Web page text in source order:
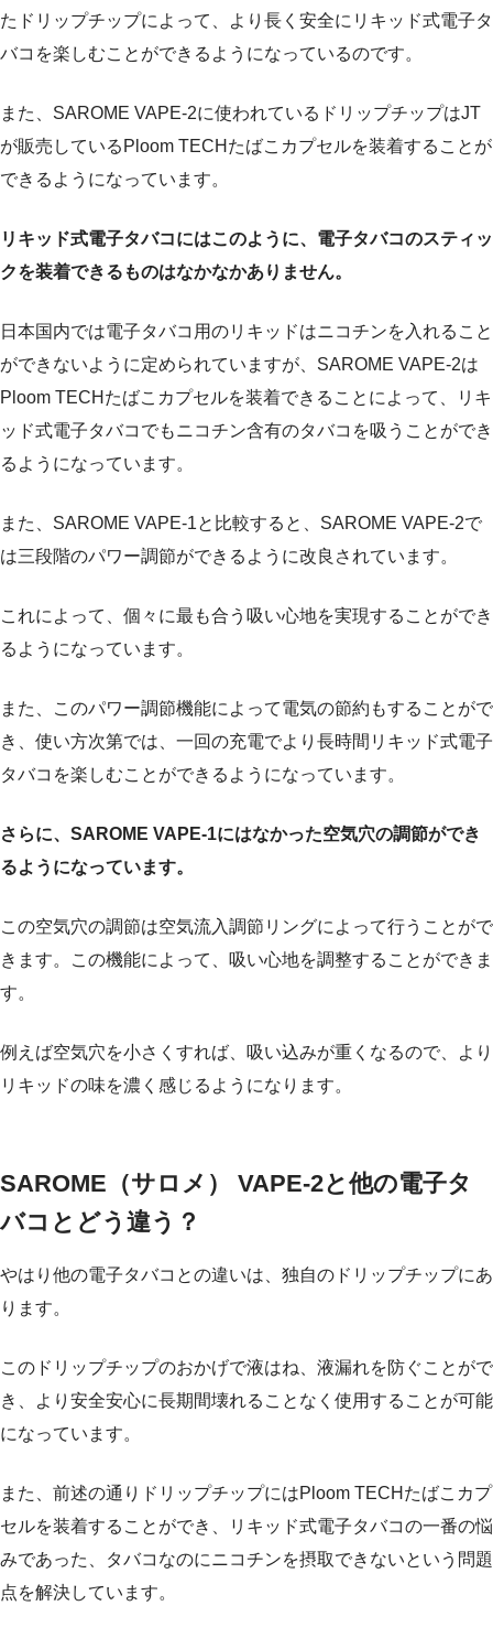
たドリップチップによって、より長く安全にリキッド式電子タ
バコを楽しむことができるようになっているのです。
また、SAROME VAPE-2に使われているドリップチップはJT
が販売しているPloom TECHたばこカプセルを装着することが
できるようになっています。
リキッド式電子タバコにはこのように、電子タバコのスティッ
クを装着できるものはなかなかありません。
日本国内では電子タバコ用のリキッドはニコチンを入れること
ができないように定められていますが、SAROME VAPE-2は
Ploom TECHたばこカプセルを装着できることによって、リキ
ッド式電子タバコでもニコチン含有のタバコを吸うことができ
るようになっています。
また、SAROME VAPE-1と比較すると、SAROME VAPE-2で
は三段階のパワー調節ができるように改良されています。
これによって、個々に最も合う吸い心地を実現することができ
るようになっています。
また、このパワー調節機能によって電気の節約もすることがで
き、使い方次第では、一回の充電でより長時間リキッド式電子
タバコを楽しむことができるようになっています。
さらに、SAROME VAPE-1にはなかった空気穴の調節ができ
るようになっています。
この空気穴の調節は空気流入調節リングによって行うことがで
きます。この機能によって、吸い心地を調整することができま
す。
例えば空気穴を小さくすれば、吸い込みが重くなるので、より
リキッドの味を濃く感じるようになります。
SAROME（サロメ） VAPE-2と他の電子タ
バコとどう違う？
やはり他の電子タバコとの違いは、独自のドリップチップにあ
ります。
このドリップチップのおかげで液はね、液漏れを防ぐことがで
き、より安全安心に長期間壊れることなく使用することが可能
になっています。
また、前述の通りドリップチップにはPloom TECHたばこカプ
セルを装着することができ、リキッド式電子タバコの一番の悩
みであった、タバコなのにニコチンを摂取できないという問題
点を解決しています。